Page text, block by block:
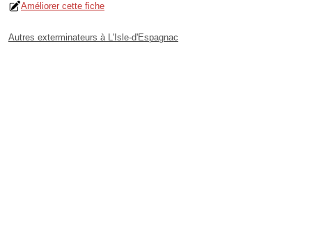
Améliorer cette fiche
Autres exterminateurs à L'Isle-d'Espagnac